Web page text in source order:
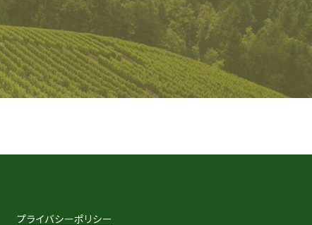
プライバシーポリシー